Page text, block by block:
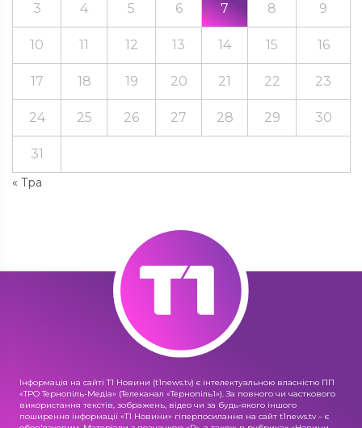
« Тра
3 4 5 6 7 8 9
10 11 12 13 14 15 16
17 18 19 20 21 22 23
24 25 26 27 28 29 30
31
Інформація на сайті Т1 Новини (t1news.tv) є інтелектуальною власністю ПП
«ТРО Тернопіль-Медіа» (Телеканал «Тернопіль1»). За повного чи часткового
використання текстів, зображень, відео чи за будь-якого іншого
поширення інформації «Т1 Новини» гіперпосилання на сайт t1news.tv – є